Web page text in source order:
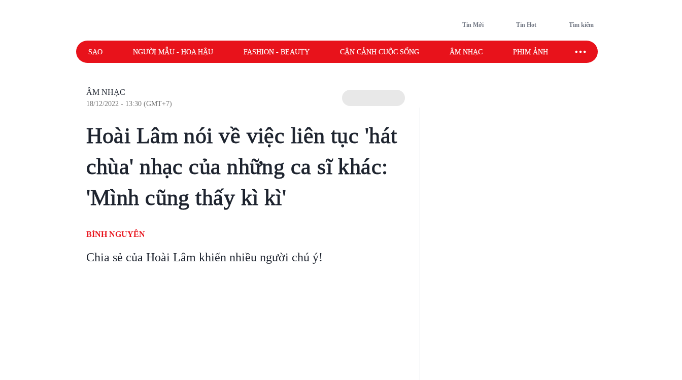
Tin Mới Tin Hot Tìm kiếm
SAO NGƯỜI MẪU - HOA HẬU FASHION - BEAUTY CẬN CẢNH CUỘC SỐNG ÂM NHẠC PHIM ẢNH SAO SPORT
ÂM NHẠC
18/12/2022 - 13:30 (GMT+7)
Hoài Lâm nói về việc liên tục 'hát
chùa' nhạc của những ca sĩ khác:
'Mình cũng thấy kì kì'
BÌNH NGUYÊN
Chia sẻ của Hoài Lâm khiến nhiều người chú ý!